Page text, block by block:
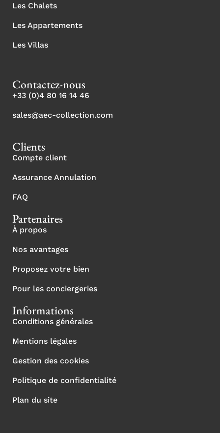
Les Chalets
Les Appartements
Les Villas
Contactez-nous
+33 (0)4 80 16 14 46
sales@aec-collection.com
Clients
Compte client
Assurance Annulation
FAQ
Partenaires
À propos
Nos avantages
Proposez votre bien
Pour les conciergeries
Informations
Conditions générales
Mentions légales
Gestion des cookies
Politique de confidentialité
Plan du site